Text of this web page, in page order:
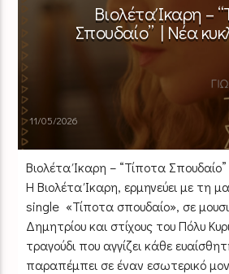
Βιολέτα Ίκαρη –
Σπουδαίο” | Νέα
11/05/2026
Βιολέτα Ίκαρη – “Τίποτα
Η Βιολέτα Ίκαρη, ερμηνεύει με τη
single «Τίποτα σπουδαίο», σε
Δημητρίου και στίχους του Πόλυ
τραγούδι που αγγίζει κάθε
παραπέμπει σε έναν εσωτερικό